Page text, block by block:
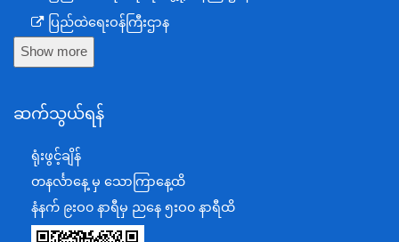
ပြည်ထဲရေးဝန်ကြီးဌာန
ကာကွယ်ရေးဝန်ကြီးဌာန
စီမံကိန်း၊ဘဏ္ဍာရေးနှင့်စက်မှုဝန်ကြီးဌာန
အပြည်ပြည်ဆိုင်ရာပူးပေါင်းဆောင်ရွက်ရေးဝန်ကြီးဌာန
ပြန်ကြားရေးဝန်ကြီးဌာန
သာသနာရေးနှင့် ယဉ်ကျေးမှုဝန်ကြီးဌာန
Show more
ဆက်သွယ်ရန်
ရုံးဖွင့်ချိန်
တနင်္လာနေ့ မှ သောကြာနေ့ထိ
နံနက် ၉းဝ၀ နာရီမှ ညနေ ၅းဝ၀ နာရီထိ